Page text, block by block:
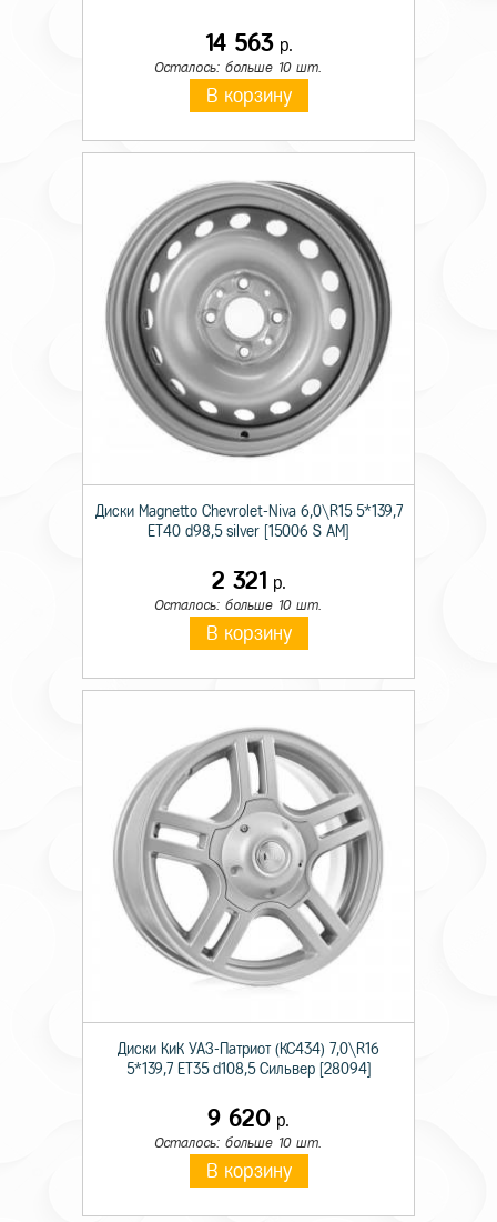
14 563р.
Осталось: больше 10 шт.
В корзину
Диски Magnetto Chevrolet-Niva 6,0\R15 5*139,7
ET40 d98,5 silver [15006 S AM]
2 321 р.
Осталось: больше 10 шт.
В корзину
Диски КиК УАЗ-Патриот (КС434) 7,0\R16
5*139,7 ET35 d108,5 Сильвер [28094]
9 620 р.
Осталось: больше 10 шт.
В корзину